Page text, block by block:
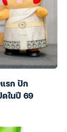
แรก ปัก
ดในปี 69